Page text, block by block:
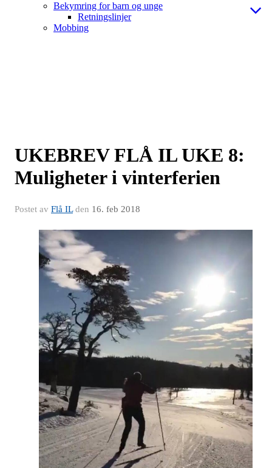
Bekymring for barn og unge
Retningslinjer
Mobbing
UKEBREV FLÅ IL UKE 8:
Muligheter i vinterferien
Postet av Flå ILden 16. feb 2018